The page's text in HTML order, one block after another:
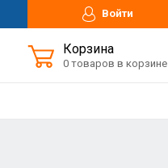
Войти
Корзина
0 товаров в корзине